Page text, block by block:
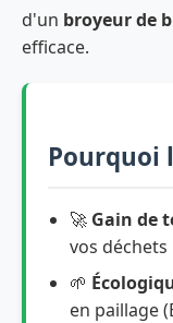
d'un broyeur de
efficace.
Pourquoi
🚀 Gain de
vos déchets
🌱
en paillage